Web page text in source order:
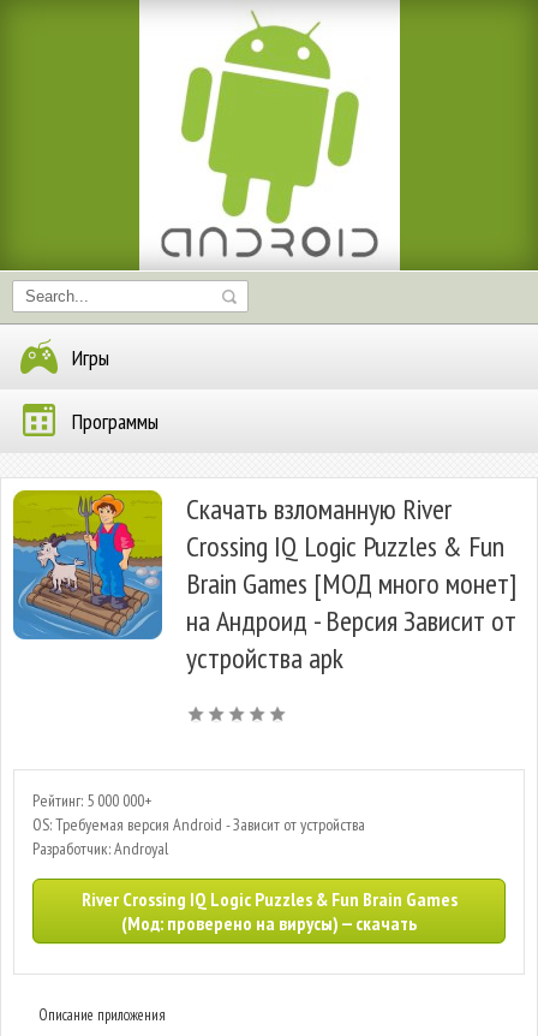
Игры
Программы
Скачать взломанную River
Crossing IQ Logic Puzzles & Fun
Brain Games [МОД много монет]
на Андроид - Версия Зависит от
устройства apk
Рейтинг: 5 000 000+
OS: Требуемая версия Android - Зависит от устройства
Разработчик: Androyal
River Crossing IQ Logic Puzzles & Fun Brain Games
(Мод: проверено на вирусы) — скачать
Описание приложения